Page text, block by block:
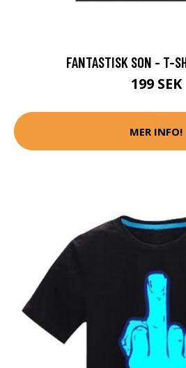
FANTASTISK SON - T-
199 SEK
MER INFO!